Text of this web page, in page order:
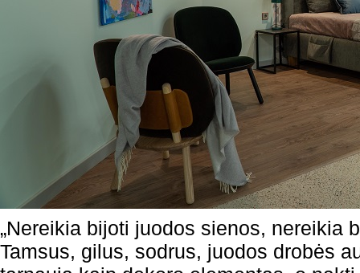
„Nereikia bijoti juodos sienos, nereikia
Tamsus, gilus, sodrus, juodos drobės